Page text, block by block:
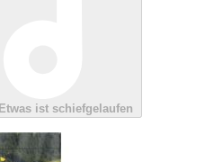
Etwas ist schiefgelaufen